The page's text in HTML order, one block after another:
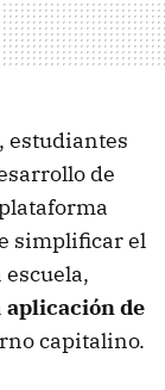
estudiantes
de
simplificar el
aplicación de
capitalino.